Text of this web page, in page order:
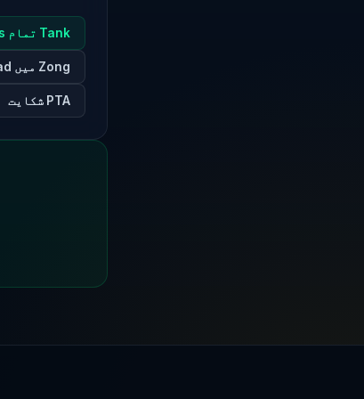
Tank تمام ISPs
Zong میں Islamabad
PTA شکایت